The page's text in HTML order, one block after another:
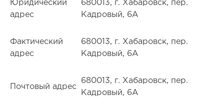
Юридический
адрес
680013, г. Хабаровск, пер.
Кадровый, 6А
Фактический
адрес
680013, г. Хабаровск, пер.
Кадровый, 6А
Почтовый адрес
680013, г. Хабаровск, пер.
Кадровый, 6А